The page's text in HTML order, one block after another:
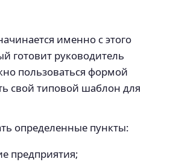
именно с этого
готовит руководитель
пользоваться формой
свой типовой шаблон для
определенные пункты:
предприятия;